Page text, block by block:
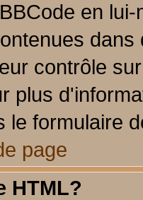
en
contrôle
plus
le formulaire
page
HTML?